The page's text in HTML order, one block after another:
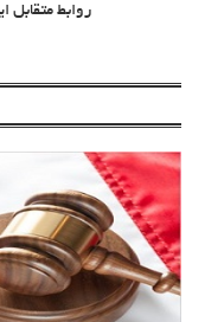
روابط متقابل